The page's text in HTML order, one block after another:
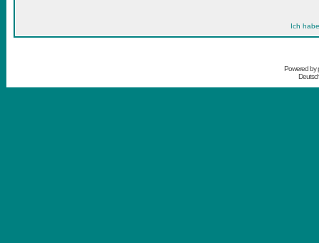
Ich
Powered by